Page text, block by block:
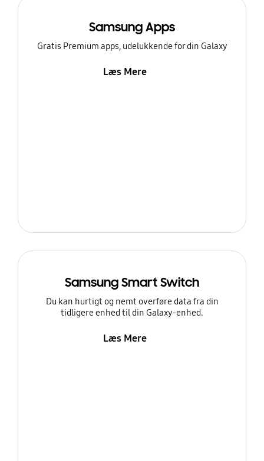
Samsung Apps
Gratis Premium apps, udelukkende for din Galaxy
Læs Mere
Samsung Smart Switch
Du kan hurtigt og nemt overføre data fra din
tidligere enhed til din Galaxy-enhed.
Læs Mere